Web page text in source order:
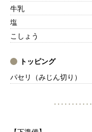
牛乳
塩
こしょう
トッピング
パセリ（みじん切り）